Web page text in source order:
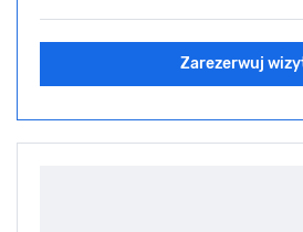
Zarezerwuj